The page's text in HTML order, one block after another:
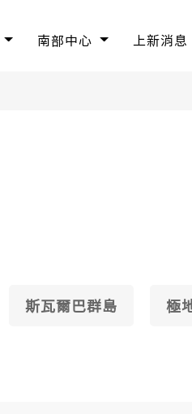
南部中心 上新消息
斯瓦爾巴群島 極